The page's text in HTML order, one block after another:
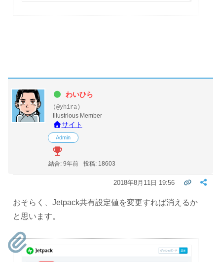
わいひら
(@yhira)
Illustrious Member
サイト
Admin
結合: 9年前 投稿: 18603
2018年8月11日 19:56
おそらく、Jetpack共有設定値を変更すれば消えるか
と思います。